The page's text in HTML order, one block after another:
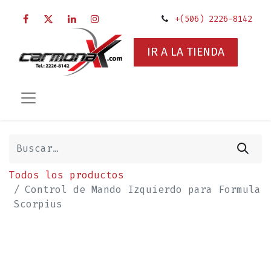
+(506) 2226-8142
IR A LA TIENDA
Todos los productos
Control de Mando Izquierdo para Formula
Scorpius